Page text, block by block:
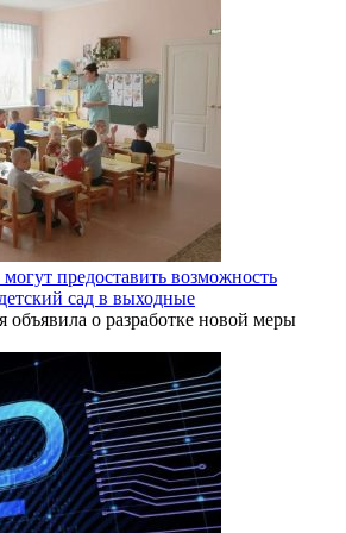
предоставить возможность
сад в выходные
объявила о разработке новой меры